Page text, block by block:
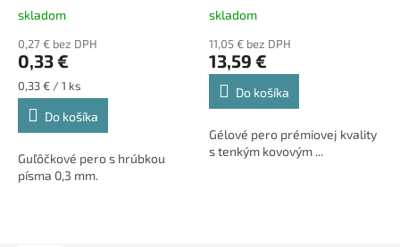
skladom
0,27 € bez DPH
0,33 €
Jednotková
cena:
0,33 € / 1 ks
Do košíka
Guľôčkové pero s hrúbkou
písma 0,3 mm.
PENTEL "EnerGel BL-407"
skladom
11,05 € bez DPH
13,59 €
Do košíka
Gélové pero prémiovej kvality
s tenkým kovovým ...